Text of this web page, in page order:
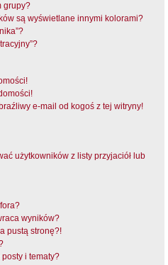
grupy?
są wyświetlane innymi kolorami?
e-mail od kogoś z tej witryny!
użytkowników z listy przyjaciół lub
wyników?
pustą stronę?!
i tematy?